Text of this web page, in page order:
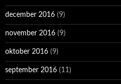
december 2016 (9)
november 2016 (9)
oktober 2016 (9)
september 2016 (11)